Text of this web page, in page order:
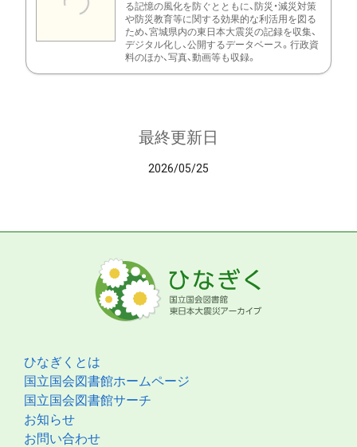
る記憶の風化を防ぐとともに、防災・減災対策
や防災教育等に関する効果的な利活用を図る
ため、宮城県内の東日本大震災の記録を収集、
デジタル化し、公開するデータベース。行政資
料のほか、写真、動画等も収録。
最終更新日
2026/05/25
ひなぎくとは
国立国会図書館ホームページ
国立国会図書館サーチ
お知らせ
お問い合わせ